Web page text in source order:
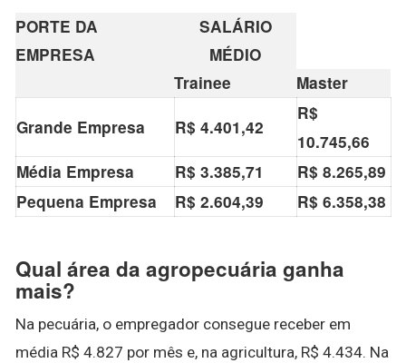
PORTE DA
EMPRESA
SALÁRIO
MÉDIO
Trainee
Master
Grande Empresa R$ 4.401,42
R$
10.745,66
Média Empresa
R$ 3.385,71
R$ 8.265,89
Pequena Empresa
R$ 2.604,39 R$ 6.358,38
Qual área da agropecuária ganha
mais?
Na pecuária, o empregador consegue receber em
média R$ 4.827 por mês e, na agricultura, R$ 4.434. Na